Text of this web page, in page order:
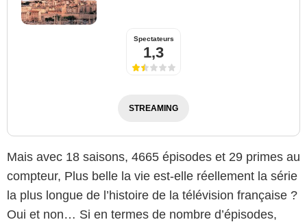
Spectateurs
1,3
STREAMING
Mais avec 18 saisons, 4665 épisodes et 29 primes au
compteur, Plus belle la vie est-elle réellement la série
la plus longue de l’histoire de la télévision française ?
Oui et non… Si en termes de nombre d’épisodes,